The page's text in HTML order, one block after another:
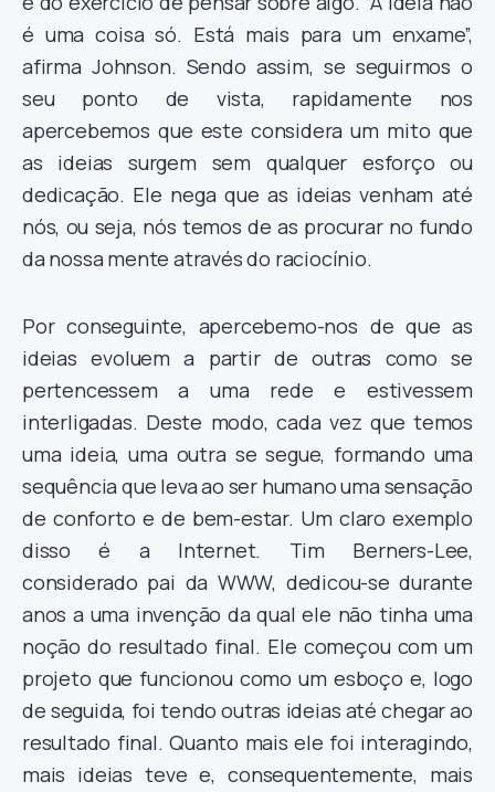
é uma coisa só. Está mais para um enxame”,
afirma Johnson. Sendo assim, se seguirmos o
seu ponto de vista, rapidamente nos
apercebemos que este considera um mito que
as ideias surgem sem qualquer esforço ou
dedicação. Ele nega que as ideias venham até
nós, ou seja, nós temos de as procurar no fundo
da nossa mente através do raciocínio.
Por conseguinte, apercebemo-nos de que as
ideias evoluem a partir de outras como se
pertencessem a uma rede e estivessem
interligadas. Deste modo, cada vez que temos
uma ideia, uma outra se segue, formando uma
sequência que leva ao ser humano uma sensação
de conforto e de bem-estar. Um claro exemplo
disso é a Internet. Tim Berners-Lee,
considerado pai da WWW, dedicou-se durante
anos a uma invenção da qual ele não tinha uma
noção do resultado final. Ele começou com um
projeto que funcionou como um esboço e, logo
de seguida, foi tendo outras ideias até chegar ao
resultado final. Quanto mais ele foi interagindo,
mais ideias teve e, consequentemente, mais